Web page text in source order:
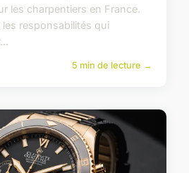
les charpentiers en France.
responsabilités qui
5 min de lecture →